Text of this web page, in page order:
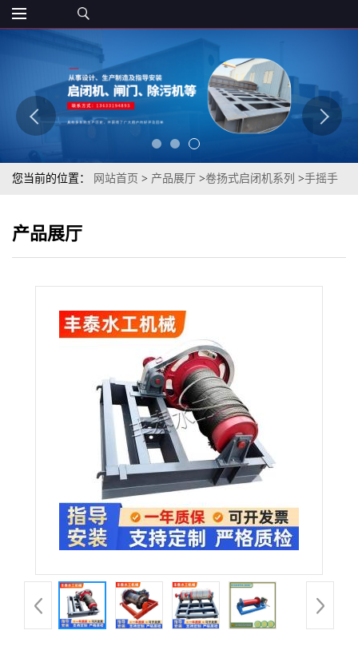
您当前的位置： 网站首页 > 产品展厅 >卷扬式启闭机系列 >手摇手
产品展厅